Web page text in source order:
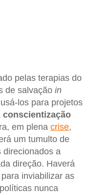
pelas terapias do
de salvação in
los para projetos
conscientização
em plena crise,
um tumulto de
direcionados a
direção. Haverá
inviabilizar as
nunca